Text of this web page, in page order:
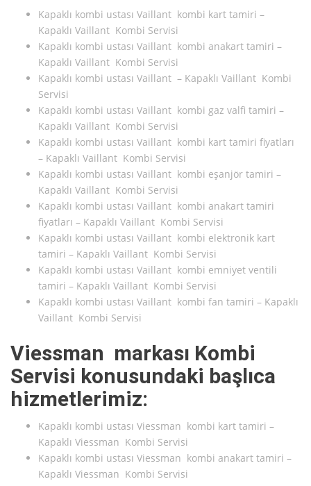
Kapaklı kombi ustası Vaillant kombi kart tamiri –
Kapaklı Vaillant Kombi Servisi
Kapaklı kombi ustası Vaillant kombi anakart tamiri –
Kapaklı Vaillant Kombi Servisi
Kapaklı kombi ustası Vaillant – Kapaklı Vaillant Kombi
Servisi
Kapaklı kombi ustası Vaillant kombi gaz valfi tamiri –
Kapaklı Vaillant Kombi Servisi
Kapaklı kombi ustası Vaillant kombi kart tamiri fiyatları
– Kapaklı Vaillant Kombi Servisi
Kapaklı kombi ustası Vaillant kombi eşanjör tamiri –
Kapaklı Vaillant Kombi Servisi
Kapaklı kombi ustası Vaillant kombi anakart tamiri
fiyatları – Kapaklı Vaillant Kombi Servisi
Kapaklı kombi ustası Vaillant kombi elektronik kart
tamiri – Kapaklı Vaillant Kombi Servisi
Kapaklı kombi ustası Vaillant kombi emniyet ventili
tamiri – Kapaklı Vaillant Kombi Servisi
Kapaklı kombi ustası Vaillant kombi fan tamiri – Kapaklı
Vaillant Kombi Servisi
Viessman markası Kombi
Servisi konusundaki başlıca
hizmetlerimiz:
Kapaklı kombi ustası Viessman kombi kart tamiri –
Kapaklı Viessman Kombi Servisi
Kapaklı kombi ustası Viessman kombi anakart tamiri –
Kapaklı Viessman Kombi Servisi